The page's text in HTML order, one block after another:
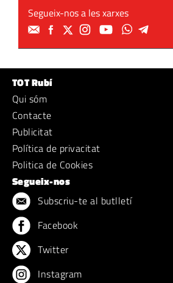
Segueix-nos a les xarxes
TOT Rubí
Qui sóm
Contacte
Publicitat
Política de privacitat
Politica de Cookies
Segueix-nos
Subscriu-te al butlletí
Facebook
Twitter
Instagram